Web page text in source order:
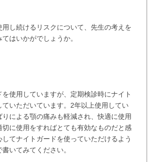
用し続けるリスクについて、先生の考えを
はいかがでしょうか。
使用していますが、定期検診時にナイト
ていただいています。2年以上使用してい
りによる顎の痛みも軽減され、快適に使用
切に使用をすればとても有効なものだと感
してナイトガードを使っていただけるよう
いてみてください。